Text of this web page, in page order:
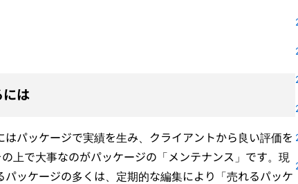
は
パッケージで実績を生み、クライアントから良い評価を
上で大事なのがパッケージの「メンテナンス」です。現
ッケージの多くは、定期的な編集により「売れるパッケ